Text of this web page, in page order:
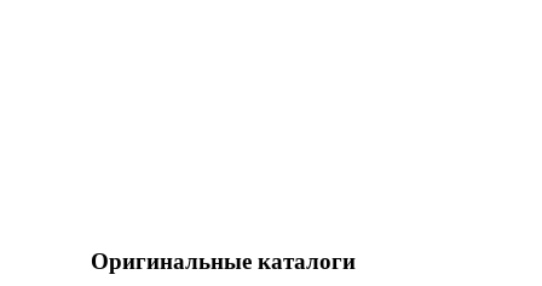
Оригинальные каталоги